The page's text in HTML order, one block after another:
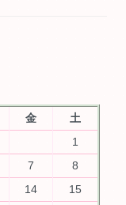
金
土
1
7
8
14
15